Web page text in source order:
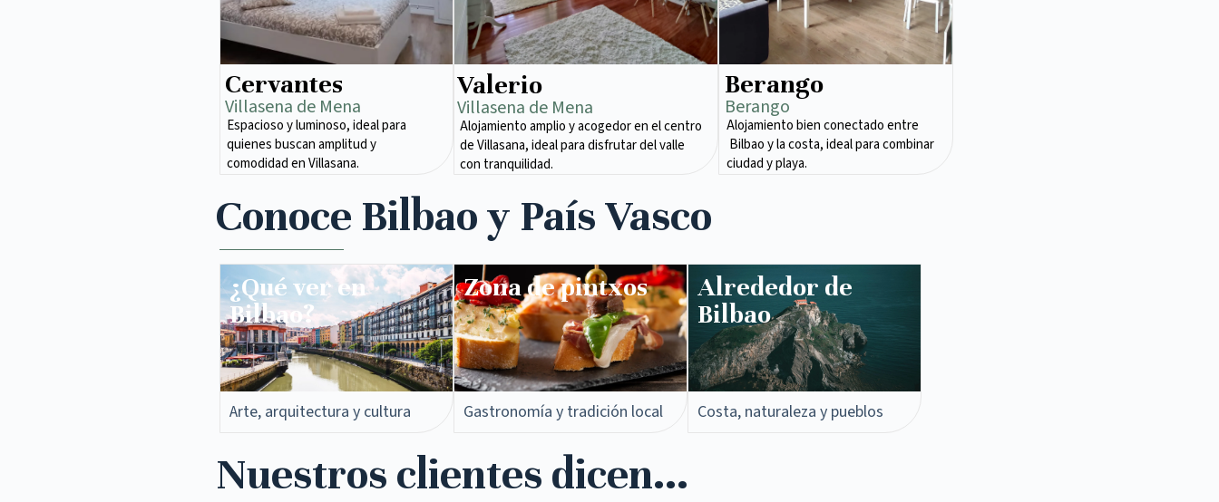
Cervantes
Villasena de Mena​
Espacioso y luminoso, ideal para
quienes buscan amplitud y
comodidad en Villasana.
Valerio
Villasena de Mena​
Alojamiento amplio y acogedor en el centro
de Villasana, ideal para disfrutar del valle
con tranquilidad.
Berango
Berango
Alojamiento bien conectado entre
Bilbao y la costa, ideal para combinar
ciudad y playa.
Conoce Bilbao y País Vasco
¿Qué ver en
Bilbao?
Arte, arquitectura y cultura
Zona de pintxos​
Gastronomía y tradición local
Alrededor de
Bilbao
Costa, naturaleza y pueblos
Nuestros clientes dicen...